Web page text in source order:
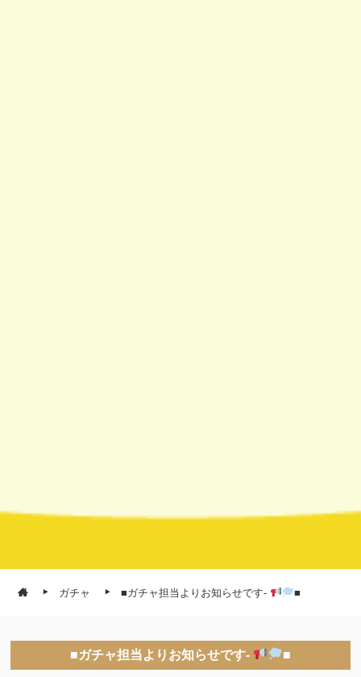
ガチャ ■ガチャ担当よりお知らせです- ■
■ガチャ担当よりお知らせです- ■